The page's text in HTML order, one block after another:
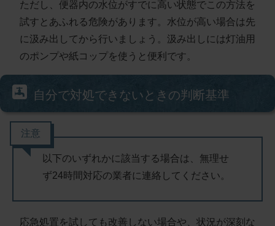
ただし、便器内の水位がすでに高い状態でこの方法を
試すとあふれる危険があります。 水位が高い場合は先
に汲み出してから行いましょう 。汲み出しには灯油用
のポンプや紙コップを使うと便利です。
自分で対処できないときの判断基準
注意
以下のいずれかに該当する場合は、無理せ
ず24時間対応の業者に連絡してください。
応急処置を試しても改善しない場合や、状況が深刻な